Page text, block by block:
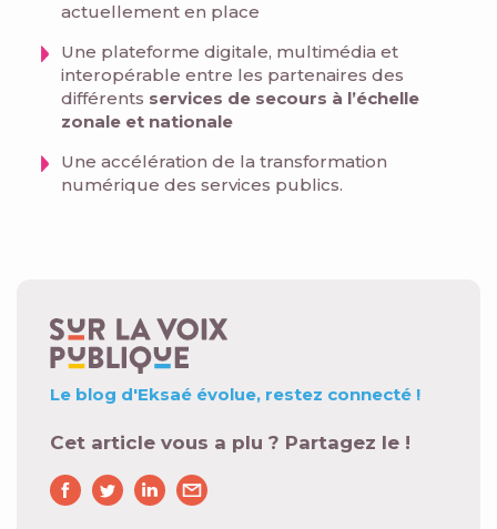
actuellement en place
Une plateforme digitale, multimédia et
interopérable entre les partenaires des
différents services de secours à l’échelle
zonale et nationale
Une accélération de la transformation
numérique des services publics.
Le blog d'Eksaé évolue, restez connecté !
Cet article vous a plu ? Partagez le !